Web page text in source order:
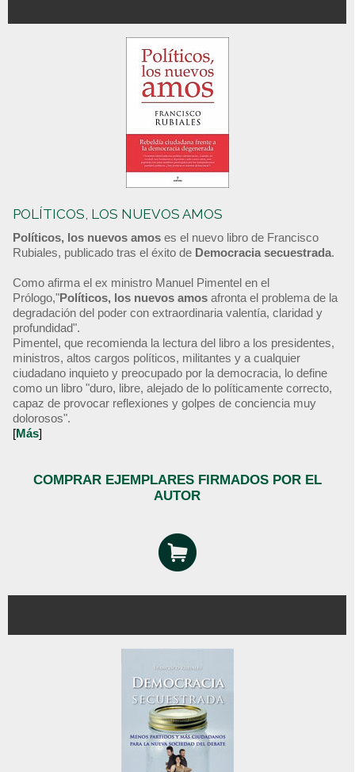
POLÍTICOS, LOS NUEVOS AMOS
Políticos, los nuevos amos es el nuevo libro de Francisco
Rubiales, publicado tras el éxito de Democracia secuestrada.
Como afirma el ex ministro Manuel Pimentel en el
Prólogo,"Políticos, los nuevos amos afronta el problema de la
degradación del poder con extraordinaria valentía, claridad y
profundidad".
Pimentel, que recomienda la lectura del libro a los presidentes,
ministros, altos cargos políticos, militantes y a cualquier
ciudadano inquieto y preocupado por la democracia, lo define
como un libro "duro, libre, alejado de lo políticamente correcto,
capaz de provocar reflexiones y golpes de conciencia muy
dolorosos".
[Más]
COMPRAR EJEMPLARES FIRMADOS POR EL
AUTOR